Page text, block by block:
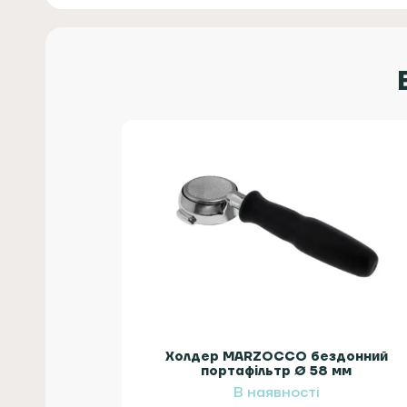
Холдер MARZOCCO бездонний
портафільтр Ø 58 мм
В наявності